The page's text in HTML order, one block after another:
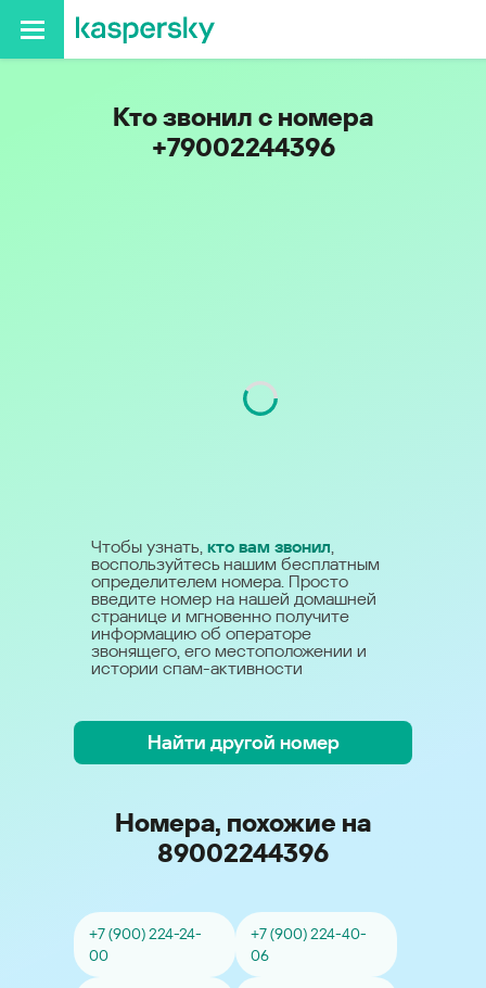
Кто звонил с номера
+79002244396
Чтобы узнать, кто вам звонил,
воспользуйтесь нашим бесплатным
определителем номера. Просто
введите номер на нашей домашней
странице и мгновенно получите
информацию об операторе
звонящего, его местоположении и
истории спам-активности
Найти другой номер
Номера, похожие на
89002244396
+7 (900) 224-24-
00
+7 (900) 224-40-
06